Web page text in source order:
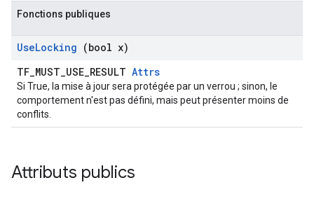
Fonctions publiques
UseLocking (bool x)
TF_MUST_USE_RESULT Attrs
Si True, la mise à jour sera protégée par un verrou ; sinon, le
comportement n'est pas défini, mais peut présenter moins de
conflits.
Attributs publics